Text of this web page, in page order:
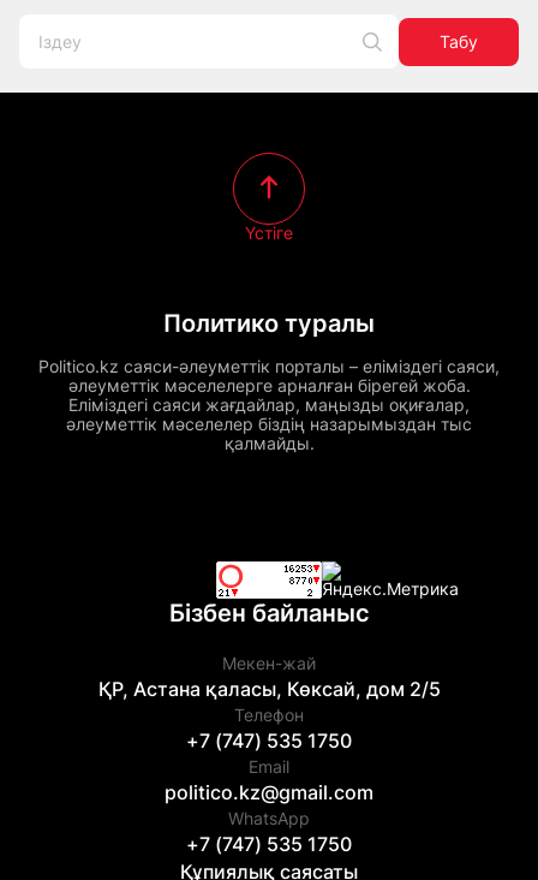
Табу
Политико туралы
Politico.kz саяси-әлеуметтік порталы – еліміздегі саяси,
әлеуметтік мәселелерге арналған бірегей жоба.
Еліміздегі саяси жағдайлар, маңызды оқиғалар,
әлеуметтік мәселелер біздің назарымыздан тыс
қалмайды.
Үстіге
Бізбен байланыс
Мекен-жай
ҚР, Астана қаласы, Көксай, дом 2/5
Телефон
+7 (747) 535 1750
Email
politico.kz@gmail.com
WhatsApp
+7 (747) 535 1750
Құпиялық саясаты